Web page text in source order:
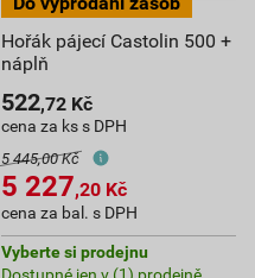
Hořák pájecí Castolin 500 +
náplň
522,72 Kč
cena za ks s DPH
5 445,00 Kč
5 227,20 Kč
cena za bal. s DPH
Vyberte si prodejnu